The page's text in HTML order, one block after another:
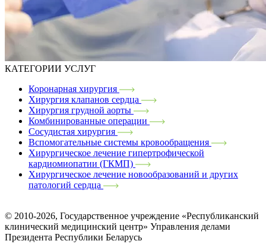
КАТЕГОРИИ УСЛУГ
Коронарная хирургия
Хирургия клапанов сердца
Хирургия грудной аорты
Комбинированные операции
Сосудистая хирургия
Вспомогательные системы кровообращения
Хирургическое лечение гипертрофической
кардиомиопатии (ГКМП)
Хирургическое лечение новообразований и других
патологий сердца
© 2010-2026, Государственное учреждение «Республиканский
клинический медицинский центр» Управления делами
Президента Республики Беларусь